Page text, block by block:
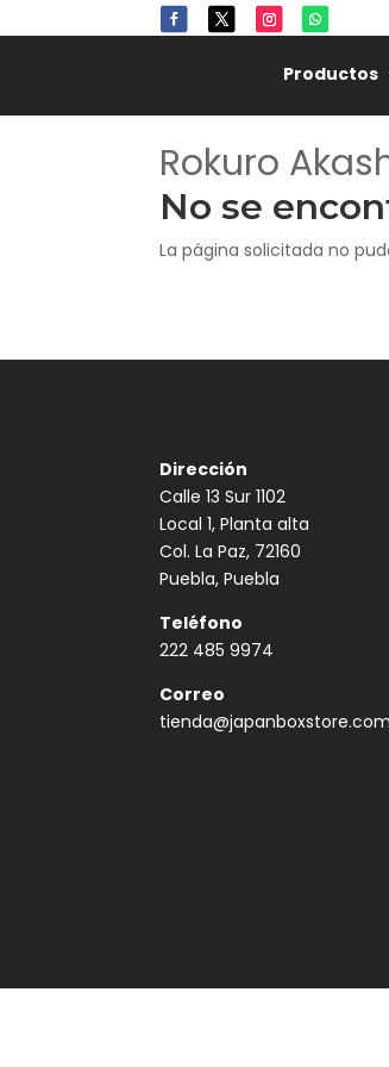
Productos
Rokuro
No se
La página solicitada no
Dirección
Calle 13 Sur 1102
Local 1, Planta alta
Col. La Paz, 72160
Puebla, Puebla
Teléfono
222 485 9974
Correo
tienda@japanboxstore.com